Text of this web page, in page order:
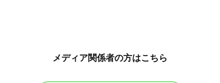
メディア関係者の方はこちら